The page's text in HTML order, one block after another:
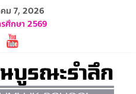
ม 7, 2026
าล 1 ปีการศึกษา 2570
ศึกษา 2569
รำลึก ปีการศึกษา 2569
ละบุคลากร ปีการศึกษา 2569
นักเรียน ปีการศึกษา 2569